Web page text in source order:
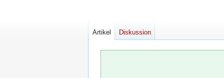
Artikel Diskussion